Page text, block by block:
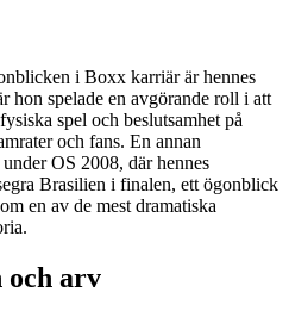
i Boxx karriär är hennes
hon spelade en avgörande roll i att
spel och beslutsamhet på
och fans. En annan
OS 2008, där hennes
Brasilien i finalen, ett ögonblick
en av de mest dramatiska
arv